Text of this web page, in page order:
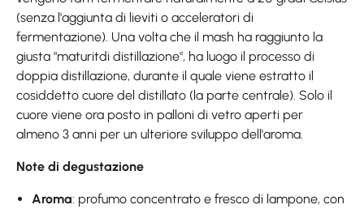
(senza l'aggiunta di lieviti o acceleratori di
fermentazione). Una volta che il mash ha raggiunto la
giusta "maturitdi distillazione", ha luogo il processo di
doppia distillazione, durante il quale viene estratto il
cosiddetto cuore del distillato (la parte centrale). Solo il
cuore viene ora posto in palloni di vetro aperti per
almeno 3 anni per un ulteriore sviluppo dell'aroma.
Note di degustazione
Aroma: profumo concentrato e fresco di lampone, con